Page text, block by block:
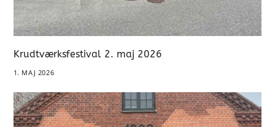
Krudtværksfestival 2. maj 2026
1. MAJ 2026